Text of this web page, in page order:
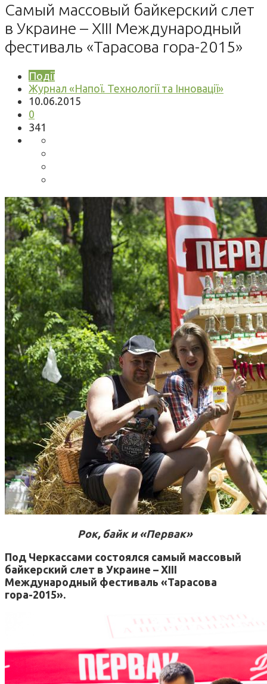
Самый массовый байкерский слет
в Украине – XIII Международный
фестиваль «Тарасова гора-2015»
Події
Журнал «Напої. Технології та Інновації»
10.06.2015
0
341
Рок, байк и «Первак»
Под Черкассами состоялся самый массовый
байкерский слет в Украине – XIII
Международный фестиваль «Тарасова
гора-2015».